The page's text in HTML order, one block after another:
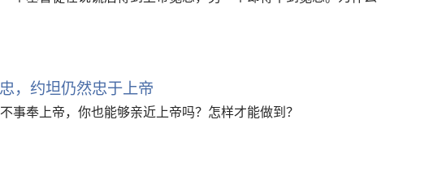
，约坦仍然忠于上帝
事奉上帝，你也能够亲近上帝吗？怎样才能做到？